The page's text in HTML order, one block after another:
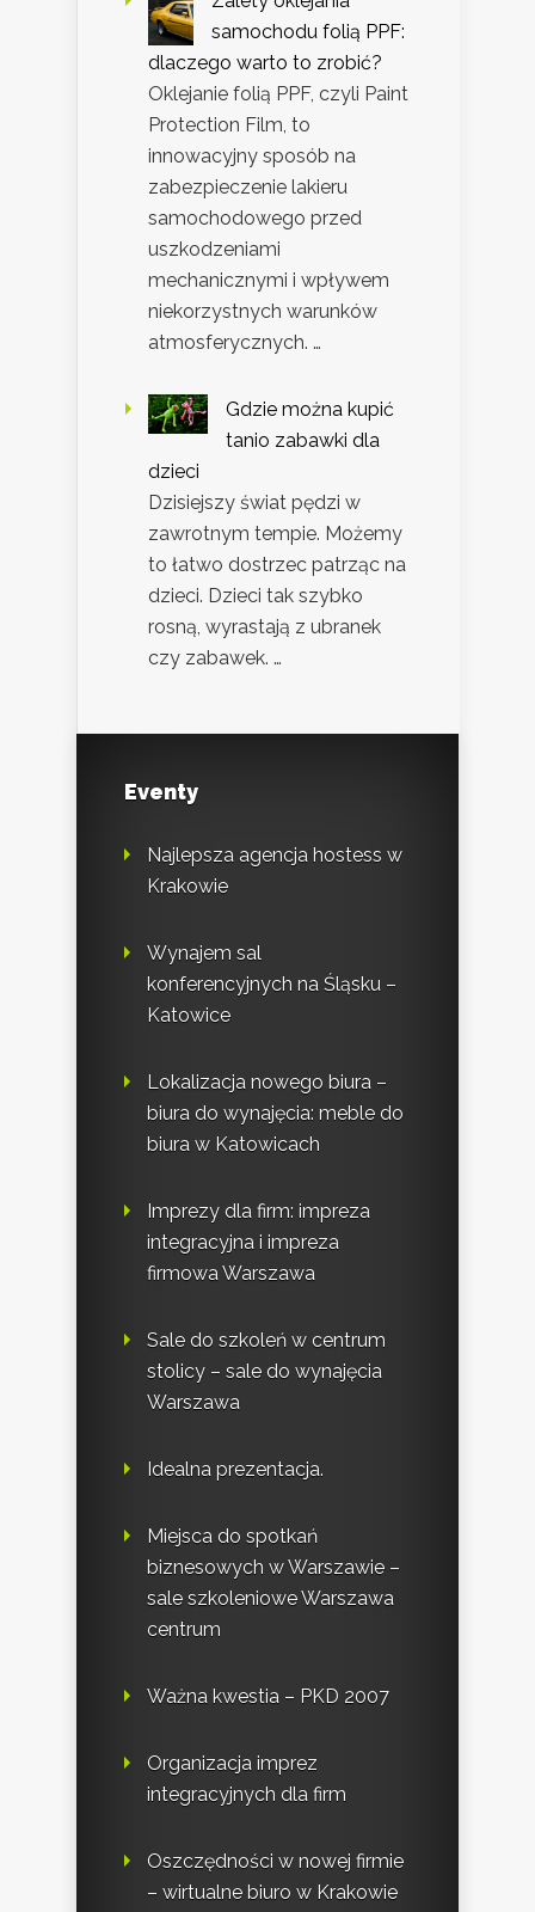
samochodu folią PPF:
dlaczego warto to zrobić?
Oklejanie folią PPF, czyli Paint
Protection Film, to
innowacyjny sposób na
zabezpieczenie lakieru
samochodowego przed
uszkodzeniami
mechanicznymi i wpływem
niekorzystnych warunków
atmosferycznych. …
Gdzie można kupić
tanio zabawki dla
dzieci
Dzisiejszy świat pędzi w
zawrotnym tempie. Możemy
to łatwo dostrzec patrząc na
dzieci. Dzieci tak szybko
rosną, wyrastają z ubranek
czy zabawek. …
Eventy
Najlepsza agencja hostess w
Krakowie
Wynajem sal
konferencyjnych na Śląsku –
Katowice
Lokalizacja nowego biura –
biura do wynajęcia: meble do
biura w Katowicach
Imprezy dla firm: impreza
integracyjna i impreza
firmowa Warszawa
Sale do szkoleń w centrum
stolicy – sale do wynajęcia
Warszawa
Idealna prezentacja.
Miejsca do spotkań
biznesowych w Warszawie –
sale szkoleniowe Warszawa
centrum
Ważna kwestia – PKD 2007
Organizacja imprez
integracyjnych dla firm
Oszczędności w nowej firmie
– wirtualne biuro w Krakowie